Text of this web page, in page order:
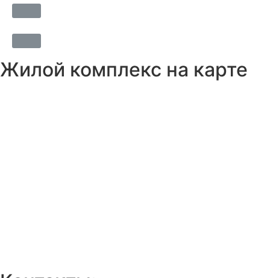
Жилой комплекс на карте